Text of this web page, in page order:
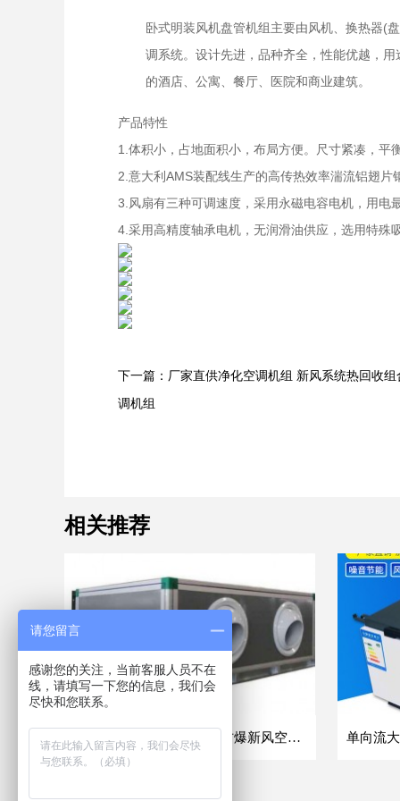
卧式明装风机盘管机组主要由风机、换热器(
调系统。设计先进，品种齐全，性能优越，
的酒店、公寓、餐厅、医院和商业建筑。
产品特性
1.体积小，占地面积小，布局方便。尺寸紧凑，
2.意大利AMS装配线生产的高传热效率湍流铝翅片
3.风扇有三种可调速度，采用永磁电容电机，用电
4.采用高精度轴承电机，无润滑油供应，选用特殊
下一篇：厂家直供净化空调机组 新风系统热回收
调机组
相关推荐
吊顶式空调机组商业车间防爆新风空调器射流冷暖机组
请您留言
感谢您的关注，当前客服人员不在
线，请填写一下您的信息，我们会
尽快和您联系。